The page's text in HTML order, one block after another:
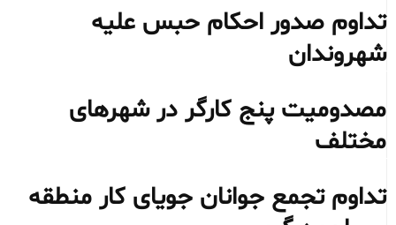
تداوم صدور احکام حبس علیه
شهروندان
مصدومیت پنج کارگر در شهرهای
مختلف
تداوم تجمع جوانان جویای کار منطقه